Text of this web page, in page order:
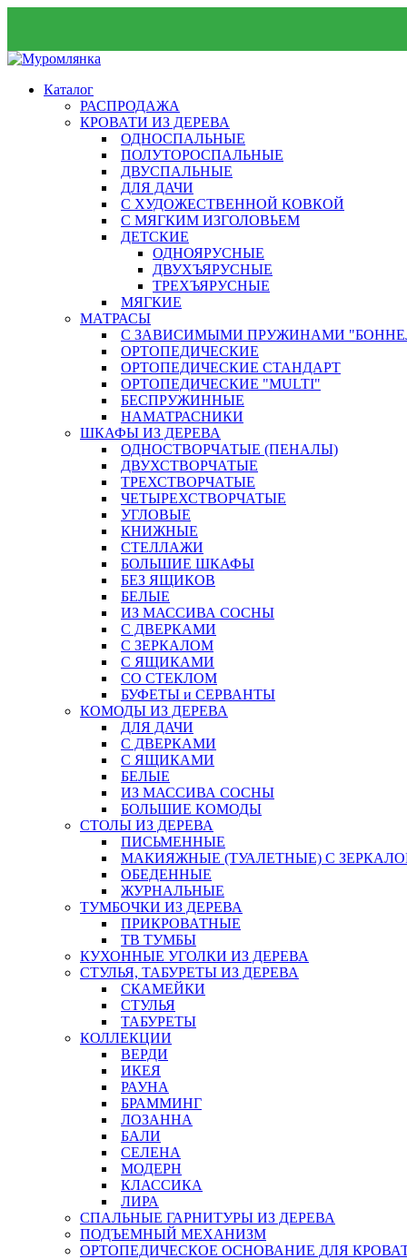
Каталог
РАСПРОДАЖА
КРОВАТИ ИЗ ДЕРЕВА
ОДНОСПАЛЬНЫЕ
ПОЛУТОРОСПАЛЬНЫЕ
ДВУСПАЛЬНЫЕ
ДЛЯ ДАЧИ
С ХУДОЖЕСТВЕННОЙ КОВКОЙ
С МЯГКИМ ИЗГОЛОВЬЕМ
ДЕТСКИЕ
ОДНОЯРУСНЫЕ
ДВУХЪЯРУСНЫЕ
ТРЕХЪЯРУСНЫЕ
МЯГКИЕ
МАТРАСЫ
С ЗАВИСИМЫМИ ПРУЖИНАМИ
ОРТОПЕДИЧЕСКИЕ
ОРТОПЕДИЧЕСКИЕ СТАНДАРТ
ОРТОПЕДИЧЕСКИЕ "MULTI"
БЕСПРУЖИННЫЕ
НАМАТРАСНИКИ
ШКАФЫ ИЗ ДЕРЕВА
ОДНОСТВОРЧАТЫЕ (ПЕНАЛЫ)
ДВУХСТВОРЧАТЫЕ
ТРЕХСТВОРЧАТЫЕ
ЧЕТЫРЕХСТВОРЧАТЫЕ
УГЛОВЫЕ
КНИЖНЫЕ
СТЕЛЛАЖИ
БОЛЬШИЕ ШКАФЫ
БЕЗ ЯЩИКОВ
БЕЛЫЕ
ИЗ МАССИВА СОСНЫ
С ДВЕРКАМИ
С ЗЕРКАЛОМ
С ЯЩИКАМИ
СО СТЕКЛОМ
БУФЕТЫ и СЕРВАНТЫ
КОМОДЫ ИЗ ДЕРЕВА
ДЛЯ ДАЧИ
С ДВЕРКАМИ
С ЯЩИКАМИ
БЕЛЫЕ
ИЗ МАССИВА СОСНЫ
БОЛЬШИЕ КОМОДЫ
СТОЛЫ ИЗ ДЕРЕВА
ПИСЬМЕННЫЕ
МАКИЯЖНЫЕ (ТУАЛЕТНЫЕ) С
ОБЕДЕННЫЕ
ЖУРНАЛЬНЫЕ
ТУМБОЧКИ ИЗ ДЕРЕВА
ПРИКРОВАТНЫЕ
ТВ ТУМБЫ
КУХОННЫЕ УГОЛКИ ИЗ ДЕРЕВА
СТУЛЬЯ, ТАБУРЕТЫ ИЗ ДЕРЕВА
СКАМЕЙКИ
СТУЛЬЯ
ТАБУРЕТЫ
КОЛЛЕКЦИИ
ВЕРДИ
ИКЕЯ
РАУНА
БРАММИНГ
ЛОЗАННА
БАЛИ
СЕЛЕНА
МОДЕРН
КЛАССИКА
ЛИРА
СПАЛЬНЫЕ ГАРНИТУРЫ ИЗ ДЕРЕВА
ПОДЪЕМНЫЙ МЕХАНИЗМ
ОРТОПЕДИЧЕСКОЕ ОСНОВАНИЕ ДЛЯ